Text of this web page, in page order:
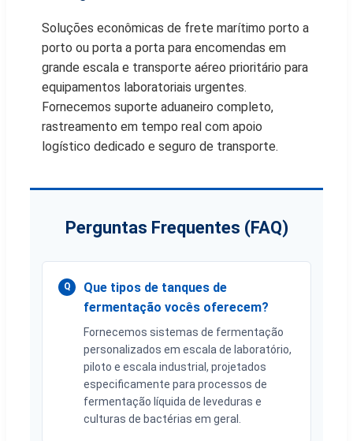
Soluções econômicas de frete marítimo porto a
porto ou porta a porta para encomendas em
grande escala e transporte aéreo prioritário para
equipamentos laboratoriais urgentes.
Fornecemos suporte aduaneiro completo,
rastreamento em tempo real com apoio
logístico dedicado e seguro de transporte.
Perguntas Frequentes (FAQ)
Q
Que tipos de tanques de
fermentação vocês oferecem?
Fornecemos sistemas de fermentação
personalizados em escala de laboratório,
piloto e escala industrial, projetados
especificamente para processos de
fermentação líquida de leveduras e
culturas de bactérias em geral.